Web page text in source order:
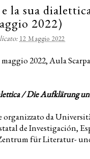
la sua
2022)
12 Maggio 2022
2022, Aula
/ Die Aufklärung
da
de Investigación,
für Literatur-